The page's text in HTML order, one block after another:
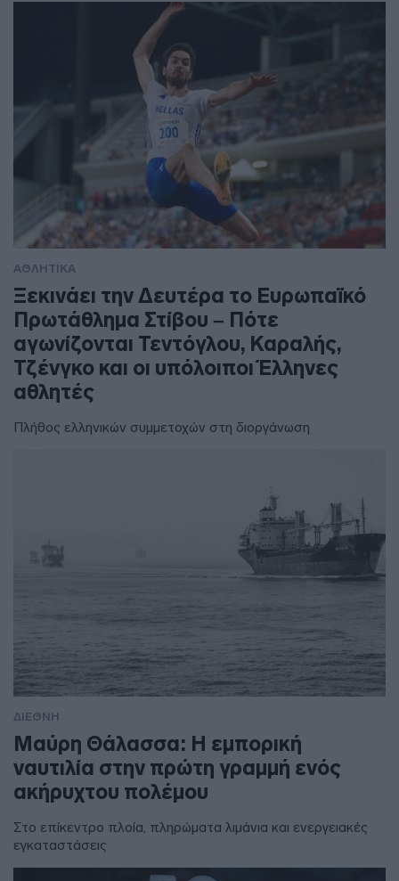
ΑΘΛΗΤΙΚΑ
Ξεκινάει την Δευτέρα το Ευρωπαϊκό
Πρωτάθλημα Στίβου – Πότε
αγωνίζονται Τεντόγλου, Καραλής,
Τζένγκο και οι υπόλοιποι Έλληνες
αθλητές
Πλήθος ελληνικών συμμετοχών στη διοργάνωση
ΔΙΕΘΝΗ
Μαύρη Θάλασσα: Η εμπορική
ναυτιλία στην πρώτη γραμμή ενός
ακήρυχτου πολέμου
Στο επίκεντρο πλοία, πληρώματα λιμάνια και ενεργειακές
εγκαταστάσεις